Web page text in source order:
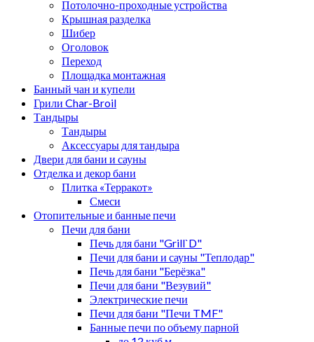
Потолочно-проходные устройства
Крышная разделка
Шибер
Оголовок
Переход
Площадка монтажная
Банный чан и купели
Грили Char-Broil
Тандыры
Тандыры
Аксессуары для тандыра
Двери для бани и сауны
Отделка и декор бани
Плитка «Терракот»
Смеси
Отопительные и банные печи
Печи для бани
Печь для бани "Grill`D"
Печи для бани и сауны "Теплодар"
Печь для бани "Берёзка"
Печи для бани "Везувий"
Электрические печи
Печи для бани "Печи TMF"
Банные печи по объему парной